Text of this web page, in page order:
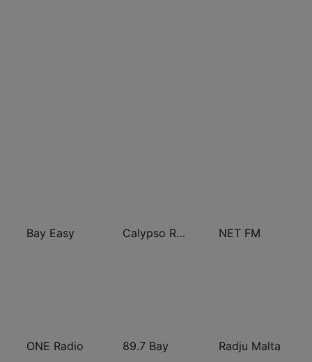
Bay Easy Calypso Radio 101.8 NET FM
ONE Radio 89.7 Bay Radju Malta